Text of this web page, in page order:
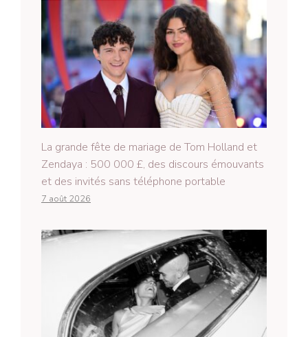
La grande fête de mariage de Tom Holland et
Zendaya : 500 000 £, des discours émouvants
et des invités sans téléphone portable
7 août 2026